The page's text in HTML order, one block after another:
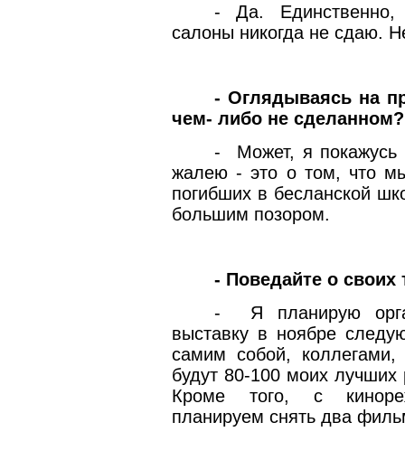
- Да. Единственно,
салоны никогда не сдаю.
- Оглядываясь на
чем- либо не сделанном?
-
Может, я
жалею - это о том, что
погибших в бесланской
большим позором.
- Поведайте о своих
-
Я планирую
выставку в ноябре
самим собой,
будут 80-100 моих лучших
Кроме того, с
планируем снять два